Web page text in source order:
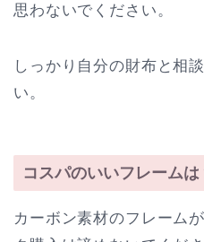
思わないでください。
しっかり自分の財布と相
い。
コスパのいいフレームは
カーボン素材のフレーム